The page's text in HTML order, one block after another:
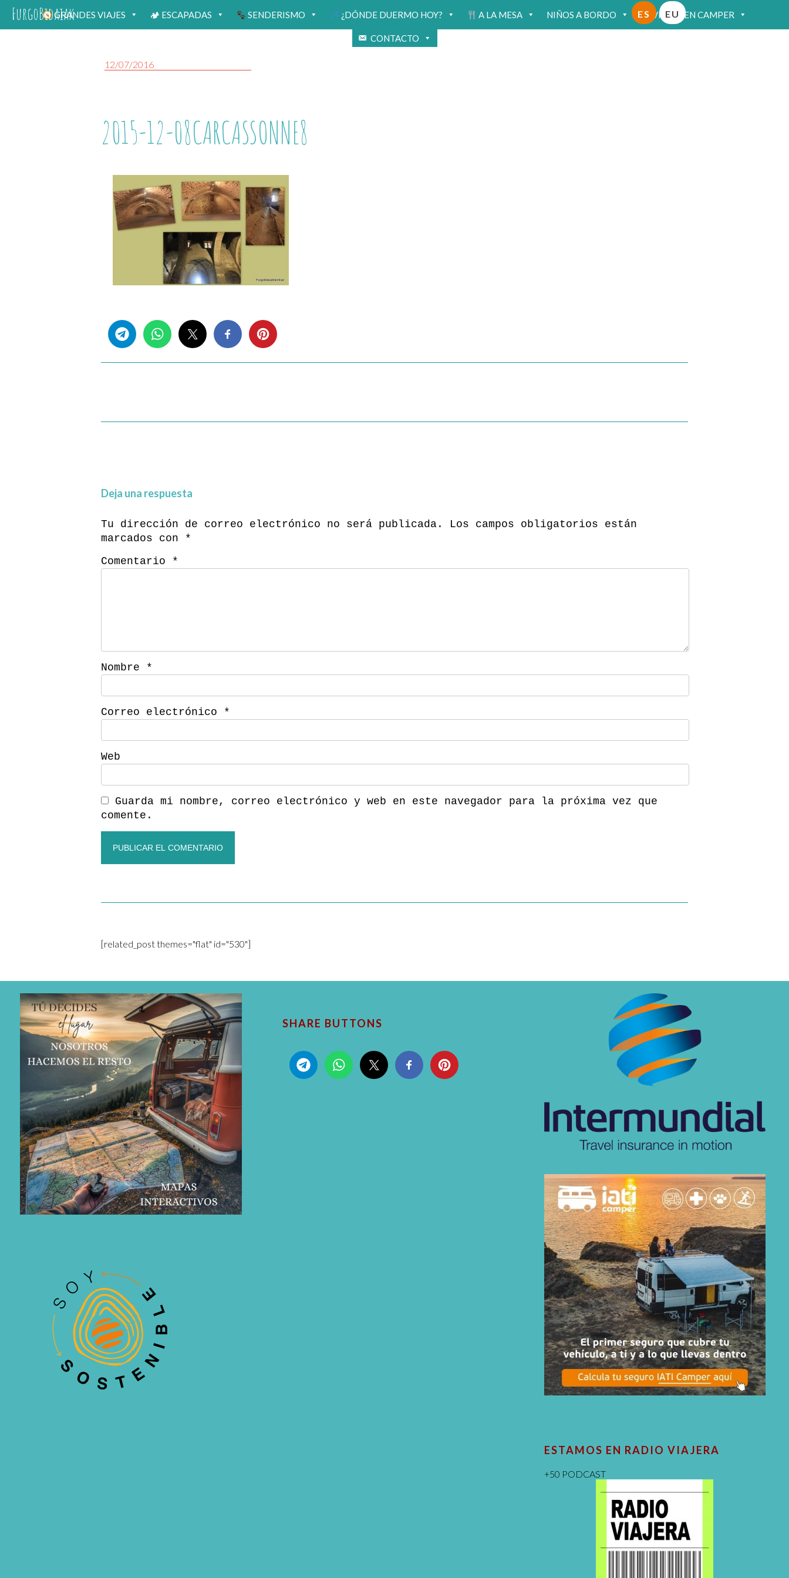
FurgoBidaiakGRANDES VIAJES 🏕 ESCAPADAS SENDERISMO ¿DÓNDE DUERMO HOY? A LA MESA NIÑOS A BORDO VIAJAR EN CAMPER
CONTACTO
ES EU
12/07/2016
2015-12-08CARCASSONNE8
Deja una respuesta
Tu dirección de correo electrónico no será publicada.
Los campos obligatorios están
marcados con *
Comentario *
Nombre *
Correo electrónico *
Web
Guarda mi nombre, correo electrónico y web en este navegador para la próxima vez que
comente.
[related_post themes="flat" id="530"]
SHARE BUTTONS
ESTAMOS EN RADIO VIAJERA
+50 PODCAST